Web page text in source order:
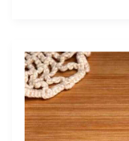
Les
Créateliers
de
Lysérine